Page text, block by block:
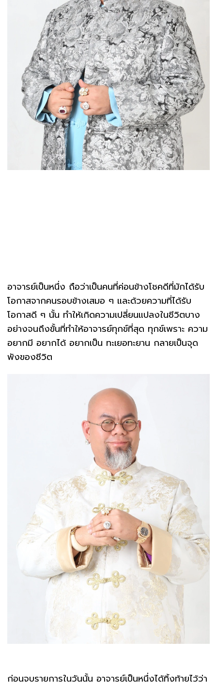
อาจารย์เป็นหนึ่ง ถือว่าเป็นคนที่ค่อนข้างโชคดีที่มักได้รับ
โอกาสจากคนรอบข้างเสมอ ๆ และด้วยความที่ได้รับ
โอกาสดี ๆ นั้น ทำให้เกิดความเปลี่ยนแปลงในชีวิตบาง
อย่างจนถึงขั้นที่ทำให้อาจารย์ทุกข์ที่สุด ทุกข์เพราะ ความ
อยากมี อยากได้ อยากเป็น ทะเยอทะยาน กลายเป็นจุด
พังของชีวิต
ก่อนจบรายการในวันนั้น อาจารย์เป็นหนึ่งได้ทิ้งท้ายไว้ว่า